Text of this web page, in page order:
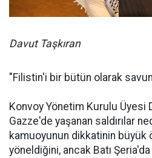
Davut Taşkıran
"Filistin'i bir bütün olarak
Konvoy Yönetim Kurulu Üyesi
Gazze'de yaşanan saldırılar
kamuoyunun dikkatinin büyük
yöneldiğini, ancak Batı